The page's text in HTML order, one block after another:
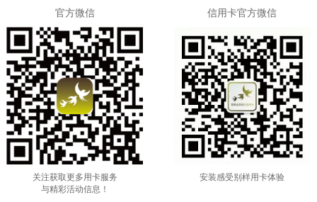
官方微信
关注获取更多用卡服务
与精彩活动信息！
信用卡官方微信
安装感受别样用卡体验